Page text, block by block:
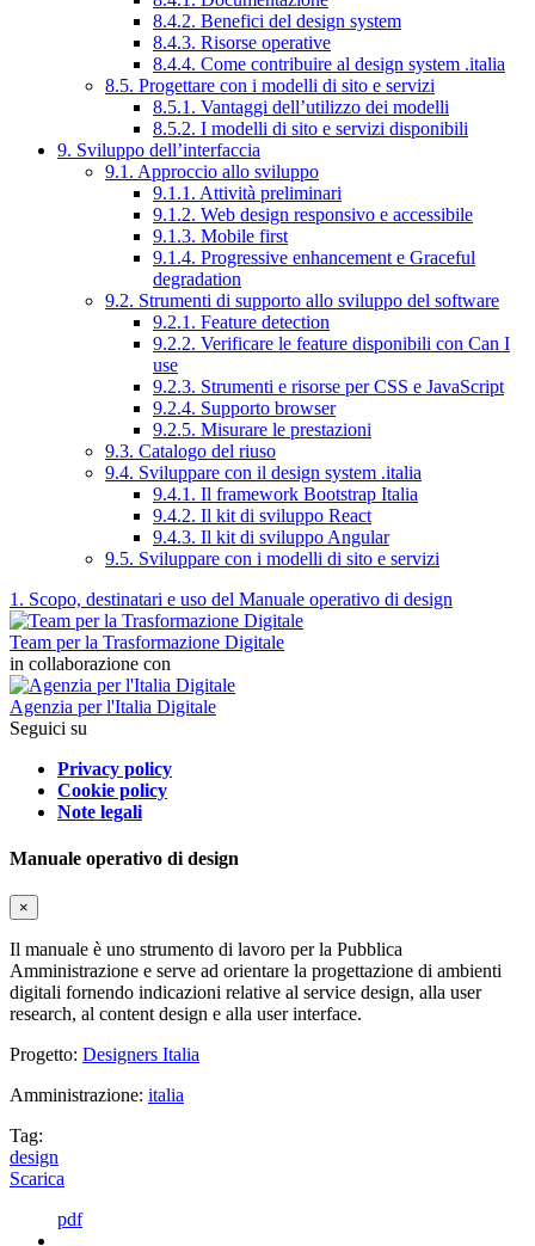
8.4.2. Benefici del design system
8.4.3. Risorse operative
8.4.4. Come contribuire al design system .italia
8.5. Progettare con i modelli di sito e servizi
8.5.1. Vantaggi dell’utilizzo dei modelli
8.5.2. I modelli di sito e servizi disponibili
9. Sviluppo dell’interfaccia
9.1. Approccio allo sviluppo
9.1.1. Attività preliminari
9.1.2. Web design responsivo e accessibile
9.1.3. Mobile first
9.1.4. Progressive enhancement e Graceful
degradation
9.2. Strumenti di supporto allo sviluppo del software
9.2.1. Feature detection
9.2.2. Verificare le feature disponibili con Can I
use
9.2.3. Strumenti e risorse per CSS e JavaScript
9.2.4. Supporto browser
9.2.5. Misurare le prestazioni
9.3. Catalogo del riuso
9.4. Sviluppare con il design system .italia
9.4.1. Il framework Bootstrap Italia
9.4.2. Il kit di sviluppo React
9.4.3. Il kit di sviluppo Angular
9.5. Sviluppare con i modelli di sito e servizi
1. Scopo, destinatari e uso del Manuale operativo di design
Team per la Trasformazione Digitale
in collaborazione con
Agenzia per l'Italia Digitale
Seguici su
Privacy policy
Cookie policy
Note legali
Manuale operativo di design
×
Il manuale è uno strumento di lavoro per la Pubblica
Amministrazione e serve ad orientare la progettazione di ambienti
digitali fornendo indicazioni relative al service design, alla user
research, al content design e alla user interface.
Progetto: Designers Italia
Amministrazione: italia
Tag:
design
Scarica
pdf